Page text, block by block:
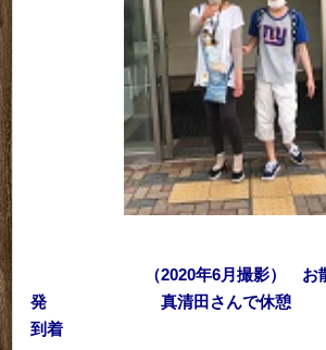
（2020年6月撮影） お散
発 真清田さんで休憩
到着